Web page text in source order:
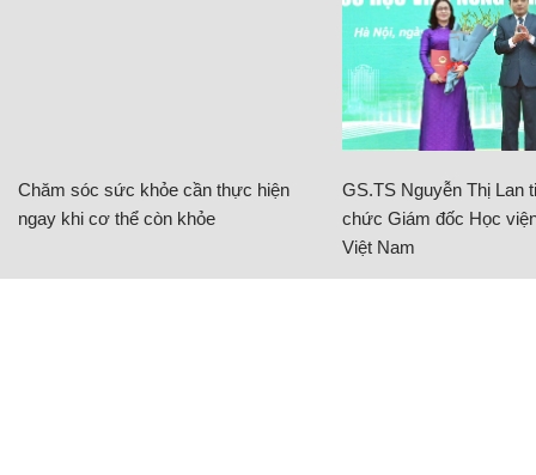
Chăm sóc sức khỏe cần thực hiện
ngay khi cơ thể còn khỏe
GS.TS Nguyễn Thị Lan
chức Giám đốc Học
Việt Nam